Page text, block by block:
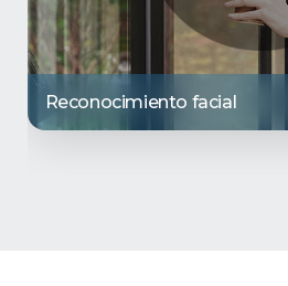
Reconocimiento facial